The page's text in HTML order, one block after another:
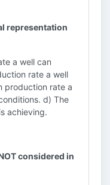
representation
a well can
rate a well
production rate a
d) The
achieving.
considered in